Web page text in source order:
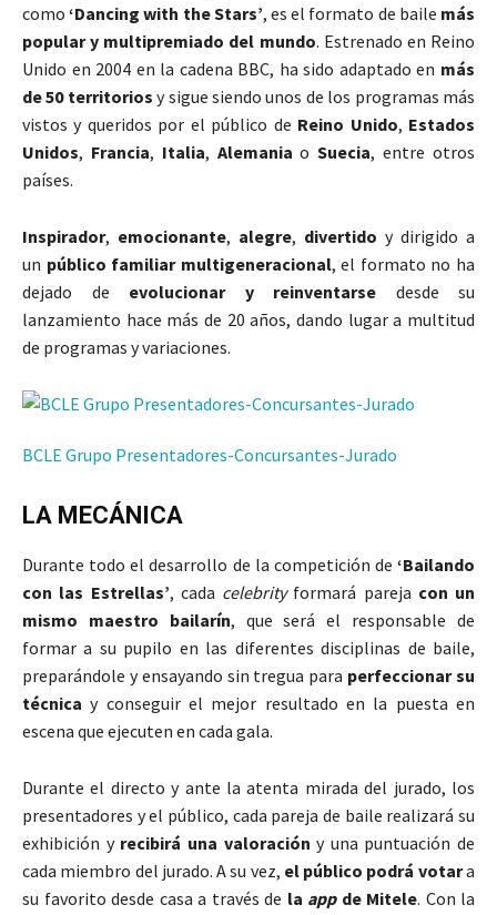
como‘Dancing with the Stars’, es el formato de baile más
popular y multipremiado del mundo. Estrenado en Reino
Unido en 2004 en la cadena BBC, ha sido adaptado en más
de 50 territorios y sigue siendo unos de los programas más
vistos y queridos por el público de Reino Unido, Estados
Unidos, Francia, Italia, Alemania oSuecia, entre otros
países.
Inspirador, emocionante, alegre, divertido y dirigido a
un público familiar multigeneracional, el formato no ha
dejado de evolucionar y reinventarse desde su
lanzamiento hace más de 20 años, dando lugar a multitud
de programas y variaciones.
BCLE Grupo Presentadores-Concursantes-Jurado
LA MECÁNICA
Durante todo el desarrollo de la competición de ‘Bailando
con las Estrellas’, cada celebrityformará pareja con un
mismo maestro bailarín, que será el responsable de
formar a su pupilo en las diferentes disciplinas de baile,
preparándole y ensayando sin tregua para perfeccionar su
técnica y conseguir el mejor resultado en la puesta en
escena que ejecuten en cada gala.
Durante el directo y ante la atenta mirada del jurado, los
presentadores y el público, cada pareja de baile realizará su
exhibición y recibirá una valoración y una puntuación de
cada miembro del jurado. A su vez, el público podrá votara
su favorito desde casa a través de la appde Mitele. Con la